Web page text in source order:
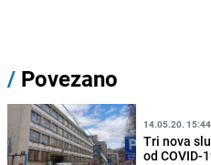
/ Povezano
14.05.20. 15:44
Tri nova
od COVID-